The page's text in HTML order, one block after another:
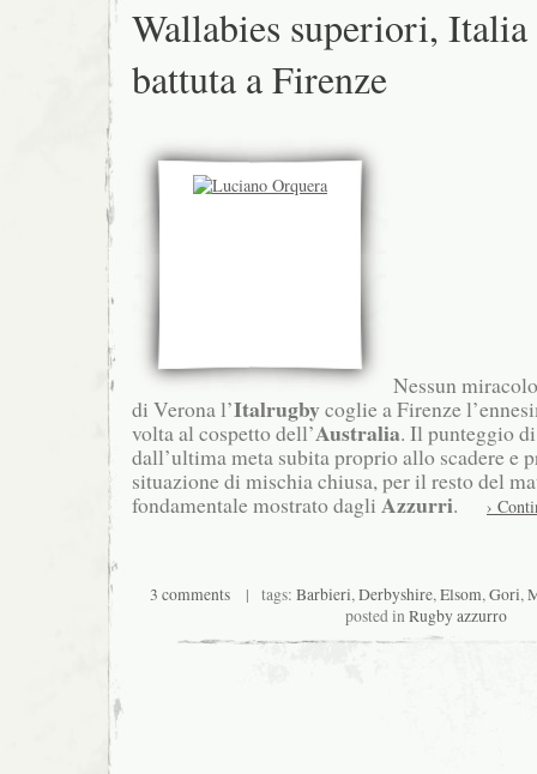
Wallabies superiori, Italia
battuta a Firenze
Nessun
di Verona l’Italrugbycoglie a Firenze
volta al cospetto dell’Australia. Il punteggio
dall’ultima meta subita proprio allo scadere e
situazione di mischia chiusa, per il resto del
fondamentale mostrato dagli Azzurri. ›
3 comments | tags: Barbieri,Derbyshire,Elsom,Gori,
posted inRugby azzurro